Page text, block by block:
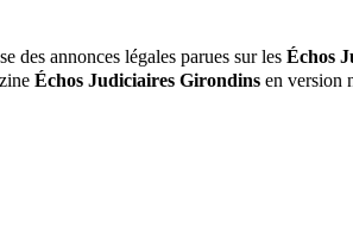
des annonces légales parues sur les Échos
Échos Judiciaires Girondins en version